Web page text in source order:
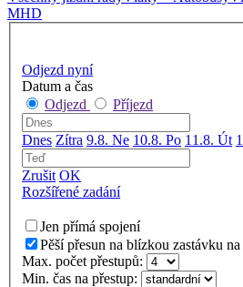
MHD
Odjezd nyní
Datum a čas
Odjezd
Příjezd
Dnes Zítra 9.8. Ne 10.8. Po 11.8. Út
Zrušit OK
Rozšířené zadání
Jen přímá spojení
Pěší přesun na blízkou zastávku
Max. počet přestupů:
Min. čas na přestup: